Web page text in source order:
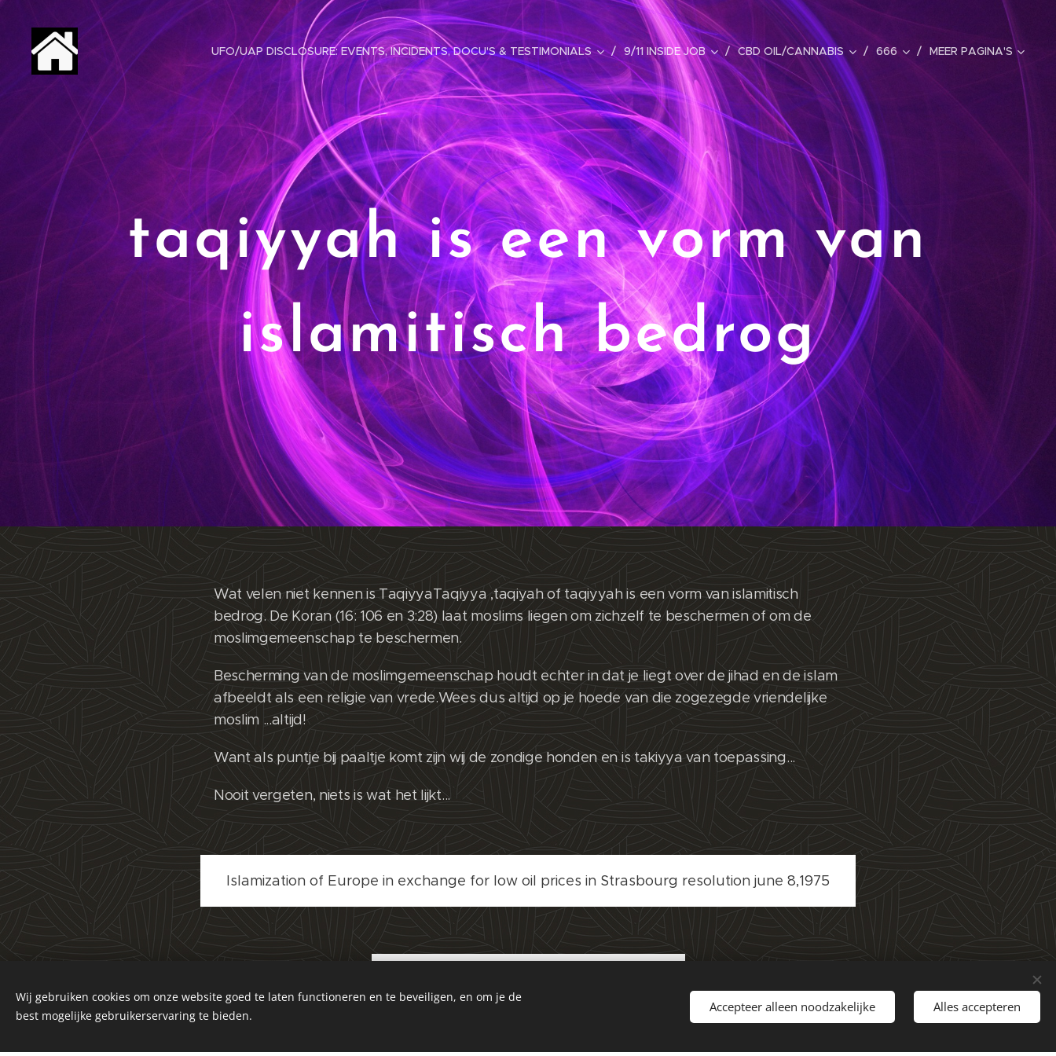
UFO/UAP DISCLOSURE: EVENTS, INCIDENTS, DOCU'S & TESTIMONIALS 9/11 INSIDE JOB CBD OIL/CANNABIS 666 MEER PAGINA'S
taqiyyah is een vorm van
islamitisch bedrog
Wat velen niet kennen is TaqiyyaTaqiyya ,taqiyah of taqiyyah is een vorm van islamitisch
bedrog. De Koran (16: 106 en 3:28) laat moslims liegen om zichzelf te beschermen of om de
moslimgemeenschap te beschermen.
Bescherming van de moslimgemeenschap houdt echter in dat je liegt over de jihad en de islam
afbeeldt als een religie van vrede.Wees dus altijd op je hoede van die zogezegde vriendelijke
moslim ...altijd!
Want als puntje bij paaltje komt zijn wij de zondige honden en is takiyya van toepassing...
Nooit vergeten, niets is wat het lijkt...
Islamization of Europe in exchange for low oil prices in Strasbourg resolution june 8,1975
Wij gebruiken cookies om onze website goed te laten functioneren en te beveiligen, en om je de
best mogelijke gebruikerservaring te bieden.
Accepteer alleen noodzakelijke Alles accepteren